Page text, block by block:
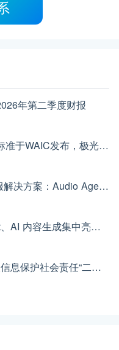
年第二季度财报
国内首个AI智能体管理成熟度标准于WAIC发布，极光参编
极光旗下 GPTBots.ai 升级客服解决方案：Audio Agent 打通企业通信线路，LINE 客服插件 2.0 同步上线
AI 客户互动、企业级 AI Agent、AI 内容生成集中亮相！极光旗下EngageLab WAIC 2026 现场回顾
极光获评CCIA数据安全和个人信息保护社会责任“二星级”单位